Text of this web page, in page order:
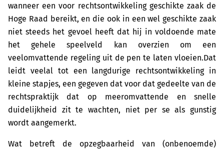
wanneer een voor rechtsontwikkeling geschikte zaak de
Hoge Raad bereikt, en die ook in een wel geschikte zaak
niet steeds het gevoel heeft dat hij in voldoende mate
het gehele speelveld kan overzien om een
veelomvattende regeling uit de pen te laten vloeien.Dat
leidt veelal tot een langdurige rechtsontwikkeling in
kleine stapjes, een gegeven dat voor dat gedeelte van de
rechtspraktijk dat op meeromvattende en snelle
duidelijkheid zit te wachten, niet per se als gunstig
wordt aangemerkt.
Wat betreft de opzegbaarheid van (onbenoemde)